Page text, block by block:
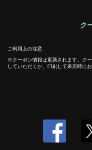
ク
ご利用上の注意
クーポン情報は更新されます。ク
していただくか、印刷して来店時にお
この店
https://